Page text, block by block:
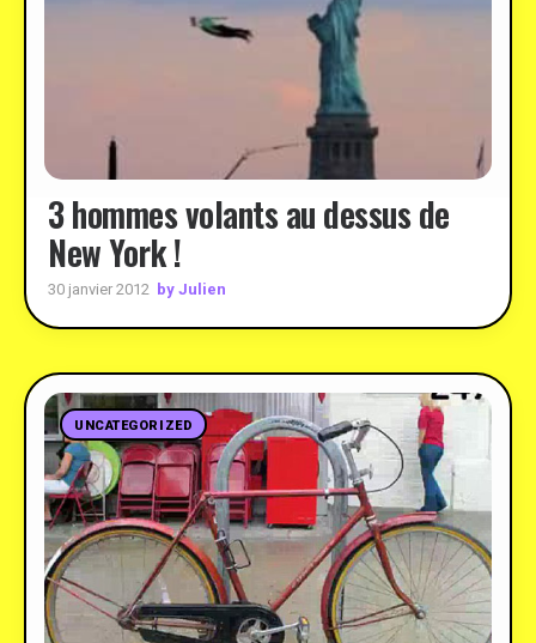
3 hommes volants au dessus de
New York !
30 janvier 2012 by Julien
UNCATEGORIZED